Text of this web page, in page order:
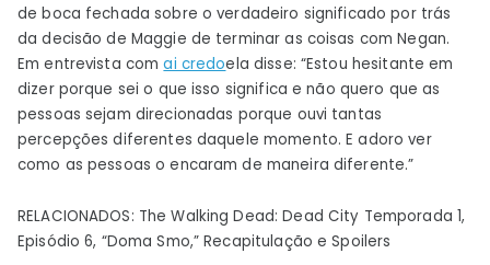
de boca fechada sobre o verdadeiro significado por trás
da decisão de Maggie de terminar as coisas com Negan.
Em entrevista comai credoela disse: “Estou hesitante em
dizer porque sei o que isso significa e não quero que as
pessoas sejam direcionadas porque ouvi tantas
percepções diferentes daquele momento. E adoro ver
como as pessoas o encaram de maneira diferente.”
RELACIONADOS: The Walking Dead: Dead City Temporada 1,
Episódio 6, “Doma Smo,” Recapitulação e Spoilers